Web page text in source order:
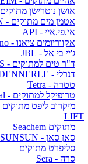
אושן נוטרישן מתוקים
אטמן מים מתוקים - ATMAN
אי.פי.איי - API
אקווריומים ציאנו - Ciano
ג'יי בי אל - JBL
ד"ר טים למתוקים - DR. TIM'S
דנרלי - DENNERLE
טטרה - Tetra
טרופיקל למתוקים - Tropical
LIFT
מתוקים Seachem
סאן סאן - SUNSUN
סליפרט מתוקים
סרה - Sera